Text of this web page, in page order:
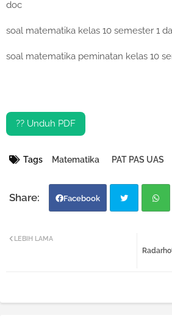
doc
soal matematika kelas 10 semester 1
soal matematika peminatan kelas 10
?? Unduh PDF
Tags Matematika PAT PAS UAS
Facebook
atsa
LEBIH LAMA